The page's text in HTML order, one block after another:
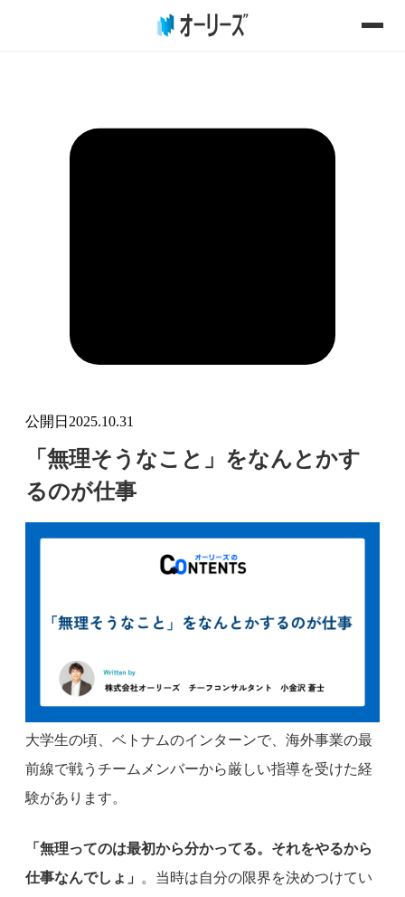
公開日 2025.10.31
「無理そうなこと」をなんとかす
るのが仕事
大学生の頃、ベトナムのインターンで、海外事業の最
前線で戦うチームメンバーから厳しい指導を受けた経
験があります。
「無理ってのは最初から分かってる。それをやるから
仕事なんでしょ」
。当時は自分の限界を決めつけてい